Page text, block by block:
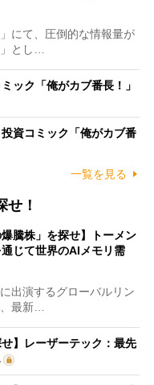
にて、圧倒的な情報量が
とし…
ック「俺がカブ番長！」
資コミック「俺がカブ番
一覧を見る
せ！
爆騰株」を探せ】トーメン
じて世界のAIメモリ需
出演するグローバルリン
最新…
】レーザーテック：最先